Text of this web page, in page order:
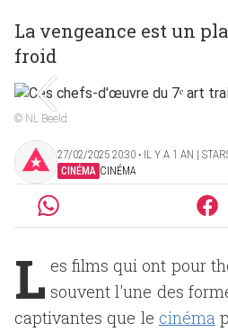
La vengeance est un
froid
© NL Beeld
27/02/2025 20:30 ‧ IL Y A 1 AN |
CINÉMA CINÉMA
L es films qui ont pour
souvent l'une des
captivantes que le cinéma